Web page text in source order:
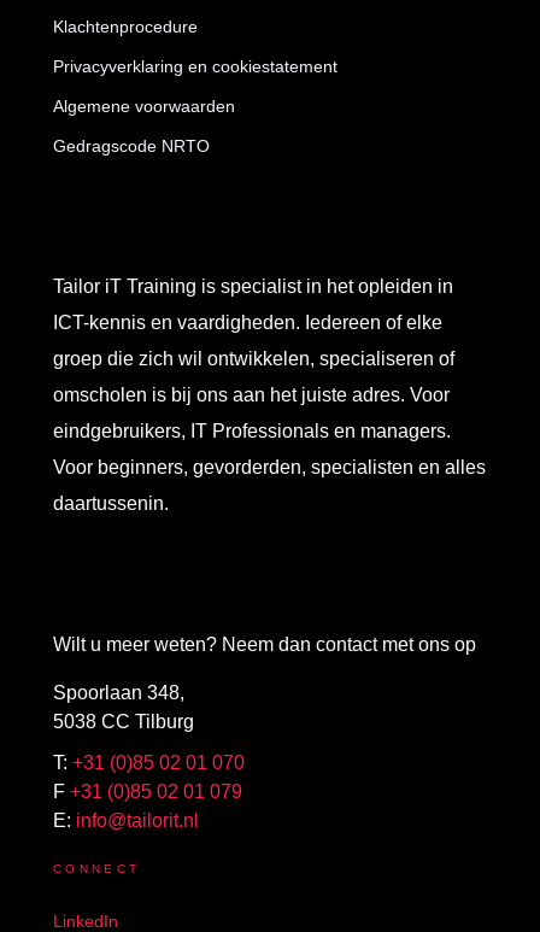
Wilt u meer weten? Neem dan contact met ons op
Spoorlaan 348,
5038 CC Tilburg
T: +31 (0)85 02 01 070
F +31 (0)85 02 01 079
E: info@tailorit.nl
CONNECT
LinkedIn
Tailor iT Training is specialist in het opleiden in
ICT-kennis en vaardigheden. Iedereen of elke
groep die zich wil ontwikkelen, specialiseren of
omscholen is bij ons aan het juiste adres. Voor
eindgebruikers, IT Professionals en managers.
Voor beginners, gevorderden, specialisten en alles
daartussenin.
Klachtenprocedure
Privacyverklaring en cookiestatement
Algemene voorwaarden
Gedragscode NRTO